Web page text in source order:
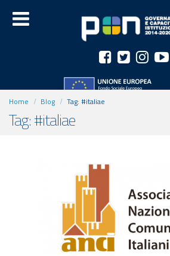
Home Blog Tag: #italiae
Tag: #italiae